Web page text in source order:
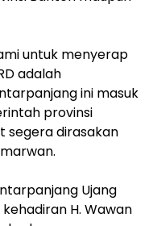
untuk menyerap
adalah
ini masuk
provinsi
segera dirasakan
Ujang
H. Wawan